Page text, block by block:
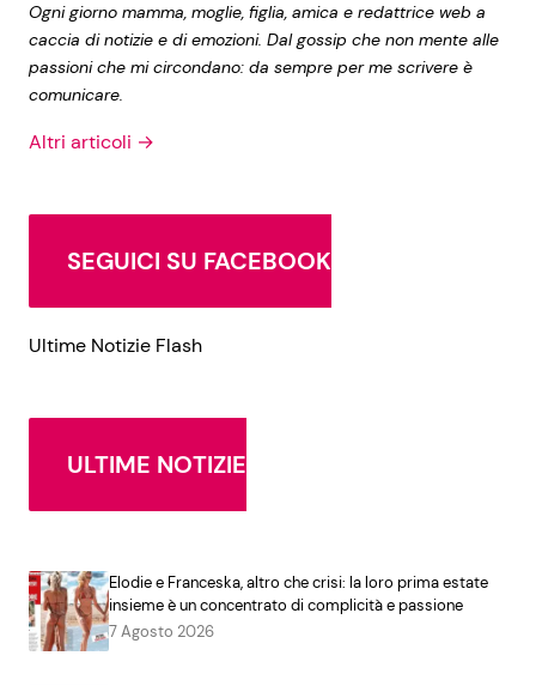
Ogni giorno mamma, moglie, figlia, amica e redattrice web a
caccia di notizie e di emozioni. Dal gossip che non mente alle
passioni che mi circondano: da sempre per me scrivere è
comunicare.
Altri articoli →
SEGUICI SU FACEBOOK
Ultime Notizie Flash
ULTIME NOTIZIE
Elodie e Franceska, altro che crisi: la loro prima estate
insieme è un concentrato di complicità e passione
7 Agosto 2026